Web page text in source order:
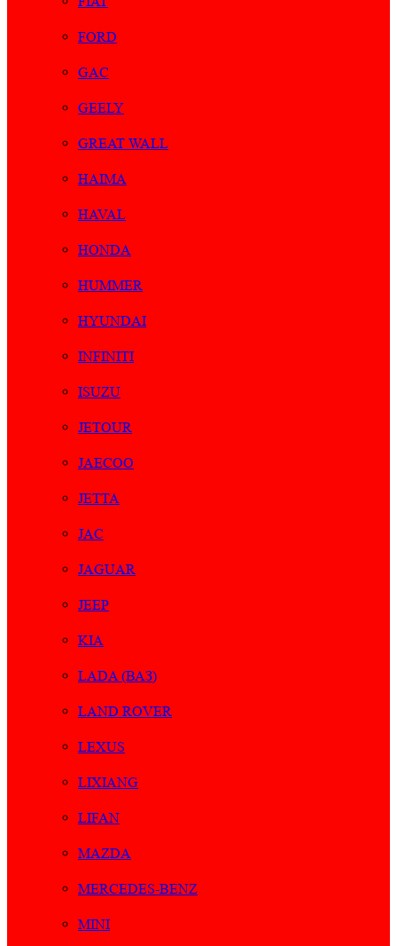
FORD
GAC
GEELY
GREAT WALL
HAIMA
HAVAL
HONDA
HUMMER
HYUNDAI
INFINITI
ISUZU
JETOUR
JAECOO
JETTA
JAC
JAGUAR
JEEP
KIA
LADA (ВАЗ)
LAND ROVER
LEXUS
LIXIANG
LIFAN
MAZDA
MERCEDES-BENZ
MINI